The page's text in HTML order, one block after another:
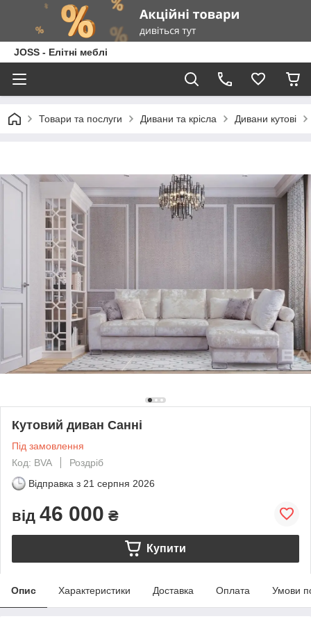
JOSS - Елітні меблі
Товари та послуги Дивани та крісла Дивани кутові
Кутовий диван Санні
Під замовлення
Код: BVA
Роздріб
Відправка з 21 серпня 2026
від 46 000 ₴
Купити
Опис Характеристики Доставка Оплата Умови